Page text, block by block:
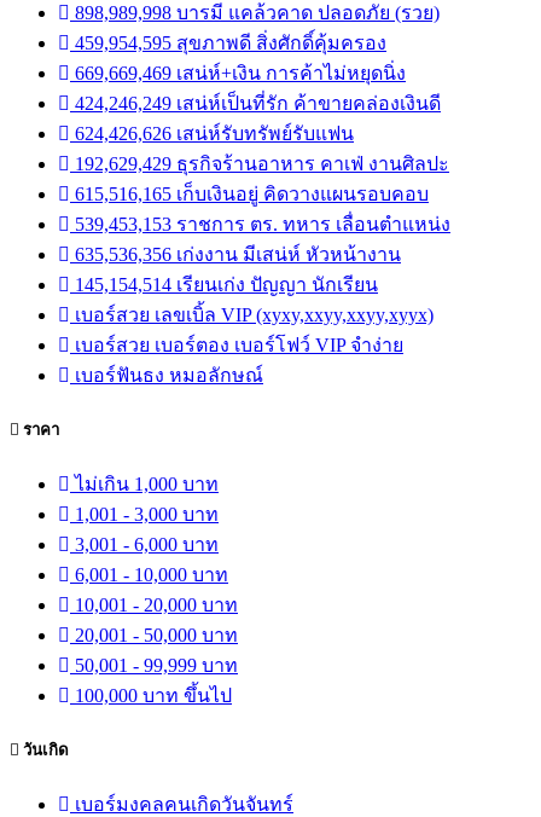
898,989,998 บารมี แคล้วคาด ปลอดภัย (รวย)
459,954,595 สุขภาพดี สิ่งศักดิ์คุ้มครอง
669,669,469 เสน่ห์+เงิน การค้าไม่หยุดนิ่ง
424,246,249 เสน่ห์เป็นที่รัก ค้าขายคล่องเงินดี
624,426,626 เสน่ห์รับทรัพย์รับแฟน
192,629,429 ธุรกิจร้านอาหาร คาเฟ่ งานศิลปะ
615,516,165 เก็บเงินอยู่ คิดวางแผนรอบคอบ
539,453,153 ราชการ ตร. ทหาร เลื่อนตำแหน่ง
635,536,356 เก่งงาน มีเสน่ห์ หัวหน้างาน
145,154,514 เรียนเก่ง ปัญญา นักเรียน
เบอร์สวย เลขเบิ้ล VIP (xyxy,xxyy,xxyy,xyyx)
เบอร์สวย เบอร์ตอง เบอร์โฟว์ VIP จำง่าย
เบอร์ฟันธง หมอลักษณ์
ราคา
ไม่เกิน 1,000 บาท
1,001 - 3,000 บาท
3,001 - 6,000 บาท
6,001 - 10,000 บาท
10,001 - 20,000 บาท
20,001 - 50,000 บาท
50,001 - 99,999 บาท
100,000 บาท ขึ้นไป
วันเกิด
เบอร์มงคลคนเกิดวันจันทร์